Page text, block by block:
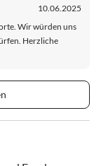
10.06.2025
Wir würden uns
Herzliche